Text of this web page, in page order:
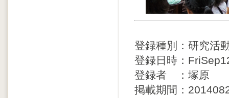
登録種別：研究活
登録日時：
登録者 ：塚原
掲載期間：